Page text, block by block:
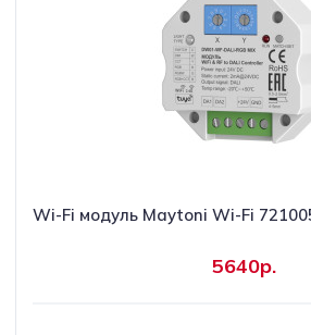
Wi-Fi модуль Maytoni Wi-Fi
5640р.